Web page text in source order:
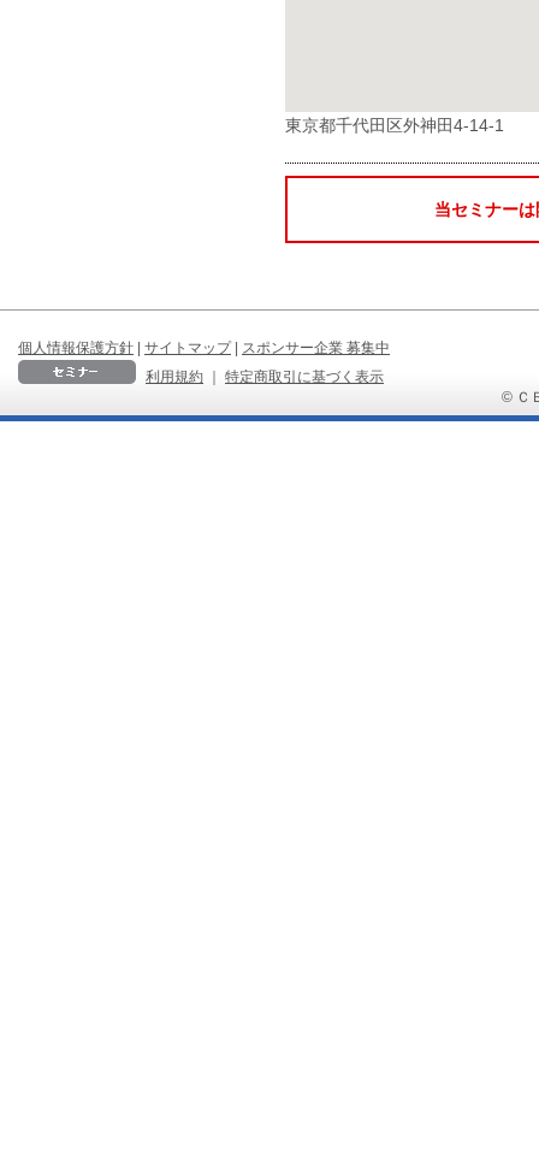
東京都千代田区外神田4-14-1
当セミナー
個人情報保護方針 | サイトマップ | スポンサー企業 募集中
利用規約
｜
特定商取引に基づく表示
© Ｃ